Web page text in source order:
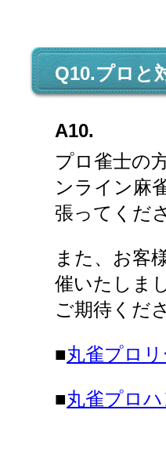
Q10.プロと
A10.
プロ雀士の
ンライン麻
張ってくだ
また、お客
催いたしま
ご期待くだ
■丸雀プロ
■丸雀プロ